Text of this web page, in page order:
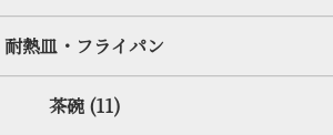
耐熱皿・フライパン
茶碗 (11)